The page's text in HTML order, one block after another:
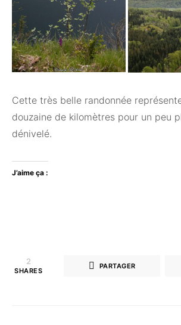
Cette très belle randonnée
douzaine de kilomètres pour un peu
dénivelé.
J’aime ça :
2
SHARES
PARTAGER